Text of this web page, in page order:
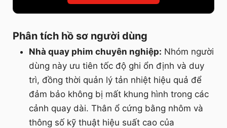
Phân tích hồ sơ người dùng
Nhà quay phim chuyên nghiệp: Nhóm người
dùng này ưu tiên tốc độ ghi ổn định và duy
trì, đồng thời quản lý tản nhiệt hiệu quả để
đảm bảo không bị mất khung hình trong các
cảnh quay dài. Thân ổ cứng bằng nhôm và
thông số kỹ thuật hiệu suất cao của